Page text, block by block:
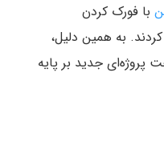
با فورک کردن
به همین دلیل،
پروژه‌ای جدید بر پایه